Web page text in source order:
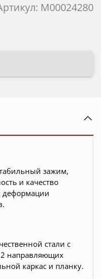
М00024280
зажим,
и качество
деформации
стали с
направляющих
каркас и планку.